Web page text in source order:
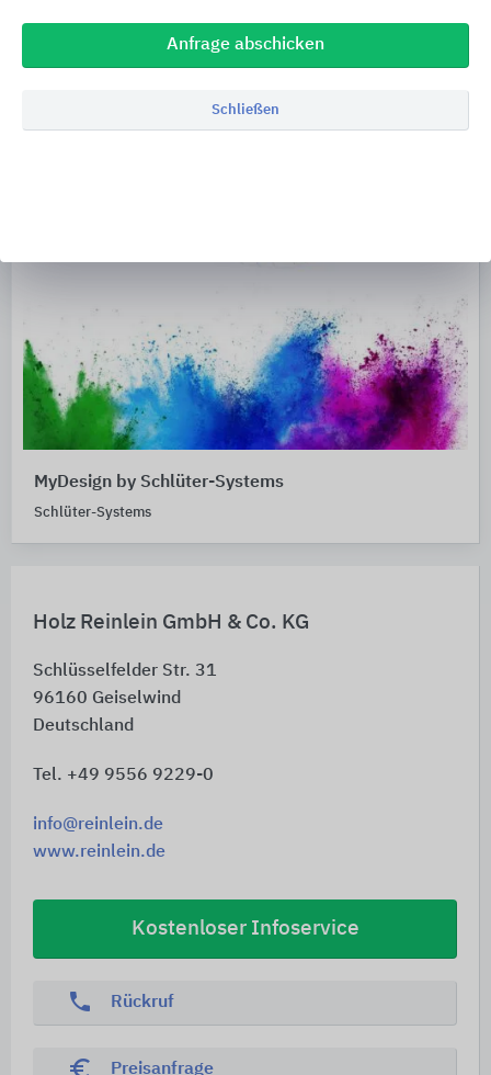
Holz Reinlein GmbH & Co. KG
Schlüsselfelder Str. 31
96160 Geiselwind
Deutschland
Tel. +49 9556 9229-0
info@reinlein.de
www.reinlein.de
Kostenloser Infoservice
phone Rückruf
euro_symbol Preisanfrage
MyDesign by Schlüter-Systems
Schlüter-Systems
Anfrage abschicken
Schließen